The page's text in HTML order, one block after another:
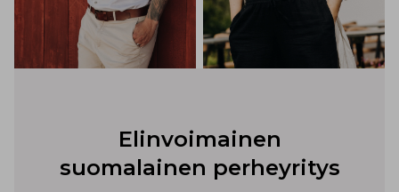
Elinvoimainen
suomalainen perheyritys